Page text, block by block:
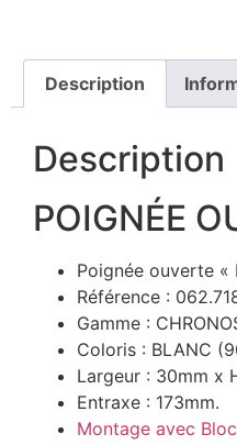
Description
Description
POIGNÉE
Poignée ouverte «
Référence :
Gamme :
Coloris : BLANC
Largeur : 30mm x
Entraxe : 173mm.
Montage avec